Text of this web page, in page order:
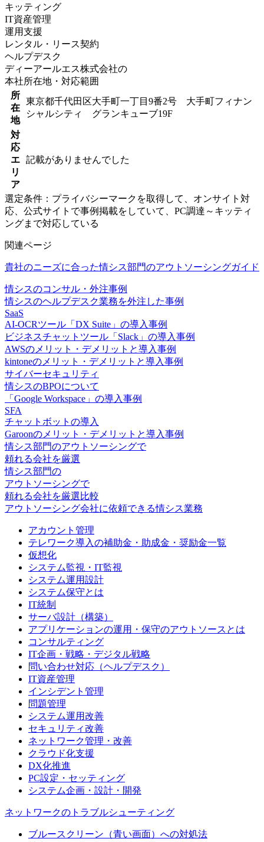
キッティング
IT資産管理
運用支援
レンタル・リース契約
ヘルプデスク
ディーアールエス株式会社の
本社所在地・対応範囲
所
在
地
東京都千代田区大手町一丁目9番2号 大手町フィナン
シャルシティ グランキューブ19F
対
応
エ
リ
ア
記載がありませんでした
選定条件：プライバシーマークを取得して、オンサイト対
応、公式サイトで事例掲載をしていて、PC調達～キッティ
ングまで対応している
関連ページ
貴社のニーズに合った情シス部門のアウトソーシングガイド
情シスのコンサル・外注事例
情シスのヘルプデスク業務を外注した事例
SaaS
AI-OCRツール「DX Suite」の導入事例
ビジネスチャットツール「Slack」の導入事例
AWSのメリット・デメリットと導入事例
kintoneのメリット・デメリットと導入事例
サイバーセキュリティ
情シスのBPOについて
「Google Workspace」の導入事例
SFA
チャットボットの導入
Garoonのメリット・デメリットと導入事例
情シス部門のアウトソーシングで
頼れる会社を厳選
情シス部門の
アウトソーシングで
頼れる会社を厳選比較
アウトソーシング会社に依頼できる情シス業務
アカウント管理
テレワーク導入の補助金・助成金・奨励金一覧
仮想化
システム監視・IT監視
システム運用設計
システム保守とは
IT統制
サーバ設計（構築）
アプリケーションの運用・保守のアウトソースとは
コンサルティング
IT企画・戦略・デジタル戦略
問い合わせ対応（ヘルプデスク）
IT資産管理
インシデント管理
問題管理
システム運用改善
セキュリティ改善
ネットワーク管理・改善
クラウド化支援
DX化推進
PC設定・セッティング
システム企画・設計・開発
ネットワークのトラブルシューティング
ブルースクリーン（青い画面）への対処法